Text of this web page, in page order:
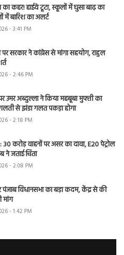
कहर! हाईवे टूटा, स्कूलों में घुसा बाढ़ का
में बारिश का अलर्ट
- 3:41 PM
सरकार ने कांग्रेस से मांगा सहयोग, राहुल
- 2:46 PM
उमर अब्दुल्ला ने किया महबूबा मुफ्ती का
से झंडा गलत पकड़ा होगा
- 2:18 PM
करोड़ वाहनों पर असर का दावा, E20 पेट्रोल
जताई चिंता
- 2:08 PM
पंजाब विधानसभा का बड़ा कदम, केंद्र से की
मांग
- 1:42 PM